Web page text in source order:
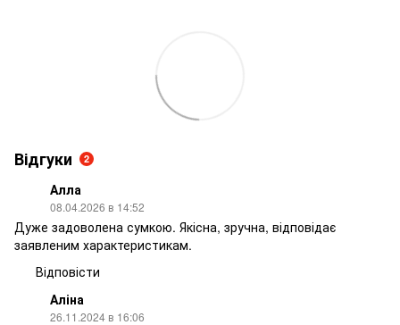
Відгуки 2
Алла
08.04.2026 в 14:52
Дуже задоволена сумкою. Якісна, зручна, відповідає
заявленим характеристикам.
Відповісти
Аліна
26.11.2024 в 16:06